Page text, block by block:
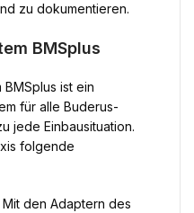
zu dokumentieren.
BMSplus
ist ein
für alle Buderus-
jede Einbausituation.
folgende
den Adaptern des